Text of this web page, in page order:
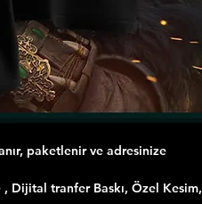
paketlenir ve adresinize
Dijital tranfer Baskı, Özel Kesim,